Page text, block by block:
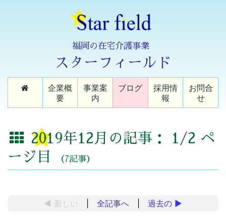
福岡の在宅介護事業
スターフィールド
企業概
要
事業案
内
ブログ
採用情
報
お問合
せ
2019年12月の記事： 1/2 ペ
ージ目
（7記事）
◀ 新しい 全記事へ 過去の ▶